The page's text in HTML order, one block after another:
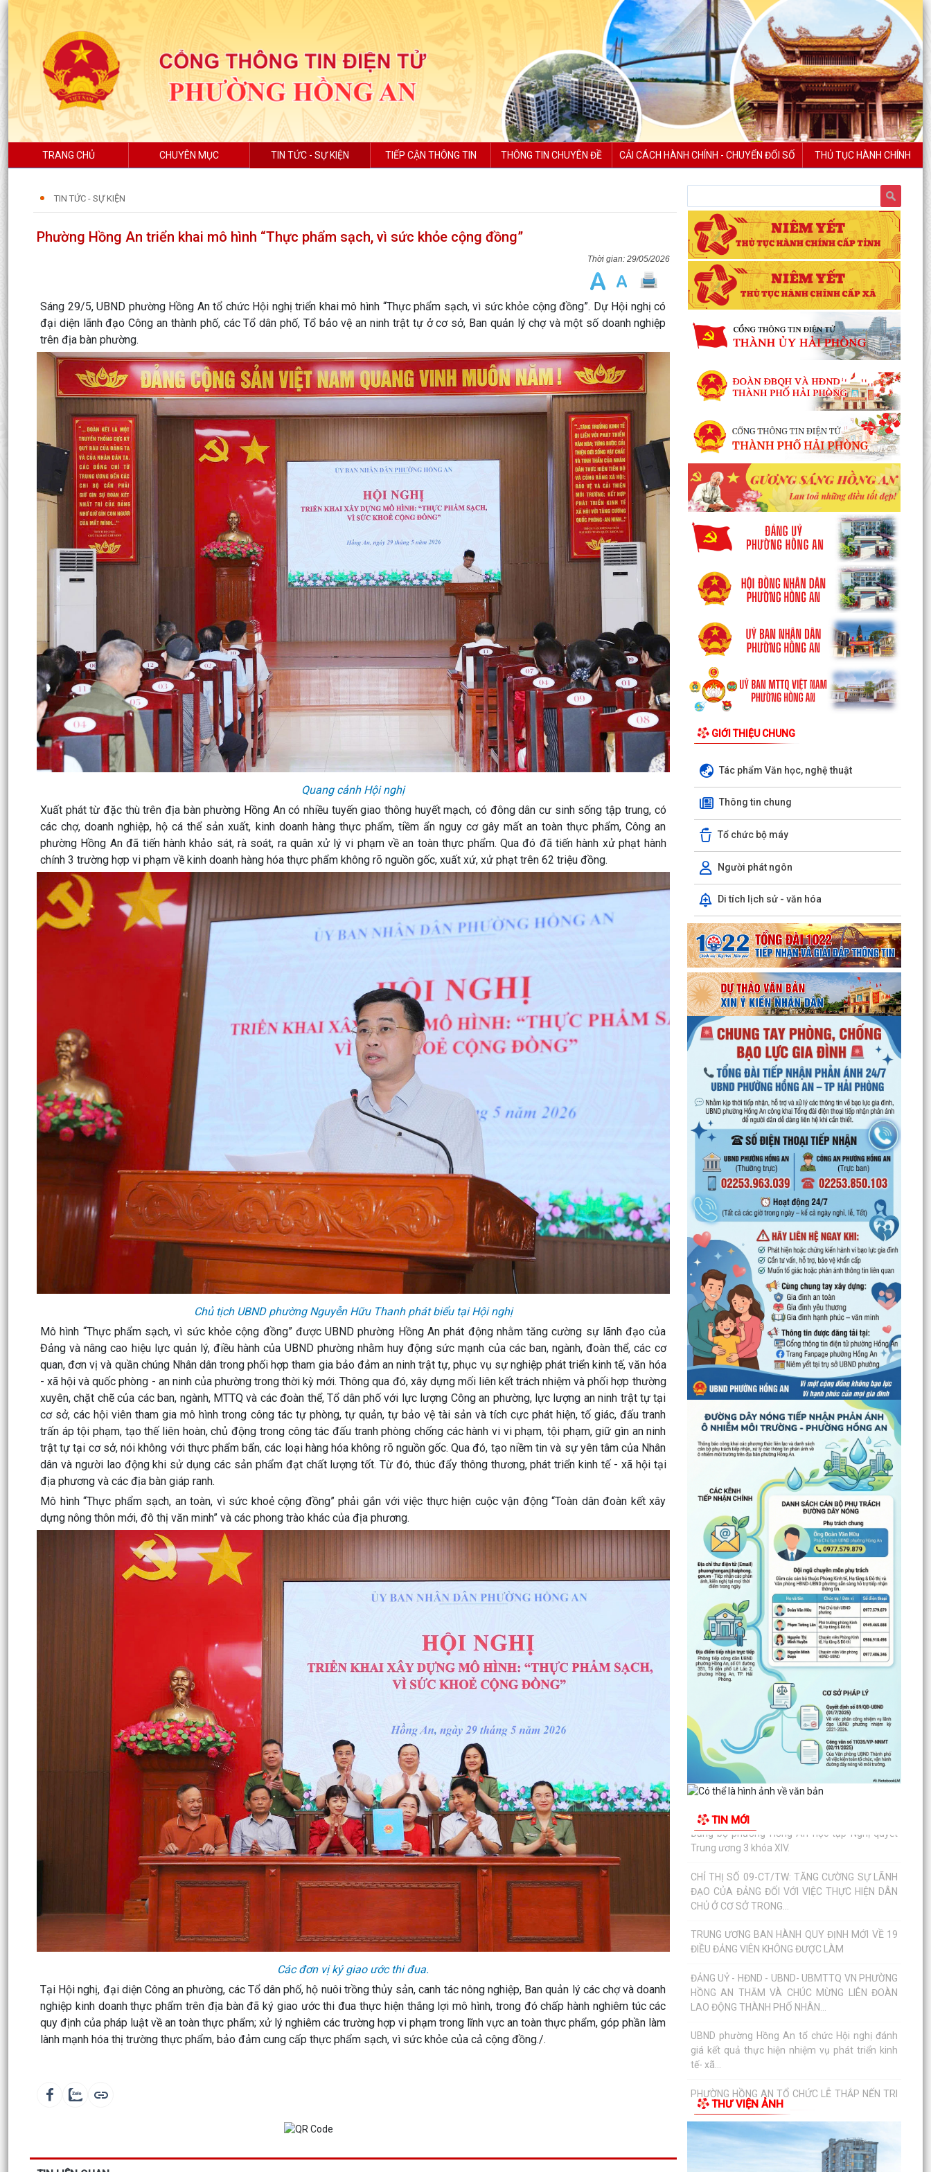
TRANG CHỦ CHUYÊN MỤC TIN TỨC - SỰ KIỆN TIẾP CẬN THÔNG TIN THÔNG TIN CHUYÊN ĐỀ CẢI CÁCH HÀNH CHÍNH - CHUYỂN ĐỔI SỐ THỦ TỤC HÀNH CHÍNH
TIN TỨC - SỰ KIỆN
Phường Hồng An triển khai mô hình “Thực phẩm sạch, vì sức khỏe cộng đồng”
29/05/2026
Sáng 29/5, UBND phường Hồng An tổ chức Hội nghị triển khai mô hình “Thực phẩm sạch, vì sức khỏe cộng đồng”. Dự Hội nghị có
đại diện lãnh đạo Công an thành phố, các Tổ dân phố, Tổ bảo vệ an ninh trật tự ở cơ sở, Ban quản lý chợ và một số doanh nghiệp
trên địa bàn phường.
Quang cảnh Hội nghị
Xuất phát từ đặc thù trên địa bàn phường Hồng An có nhiều tuyến giao thông huyết mạch, có đông dân cư sinh sống tập trung, có
các chợ, doanh nghiệp, hộ cá thể sản xuất, kinh doanh hàng thực phẩm, tiềm ẩn nguy cơ gây mất an toàn thực phẩm, Công an
phường Hồng An đã tiến hành khảo sát, rà soát, ra quân xử lý vi phạm về an toàn thực phẩm. Qua đó đã tiến hành xử phạt hành
chính 3 trường hợp vi phạm về kinh doanh hàng hóa thực phẩm không rõ nguồn gốc, xuất xứ, xử phạt trên 62 triệu đồng.
Chủ tịch UBND phường Nguyễn Hữu Thanh phát biểu tại Hội nghị
Mô hình “Thực phẩm sạch, vì sức khỏe cộng đồng” được UBND phường Hồng An phát động nhằm tăng cường sự lãnh đạo của
Đảng và nâng cao hiệu lực quản lý, điều hành của UBND phường nhằm huy động sức mạnh của các ban, ngành, đoàn thể, các cơ
quan, đơn vị và quần chúng Nhân dân trong phối hợp tham gia bảo đảm an ninh trật tự, phục vụ sự nghiệp phát triển kinh tế, văn hóa
- xã hội và quốc phòng - an ninh của phường trong thời kỳ mới. Thông qua đó, xây dựng mối liên kết trách nhiệm và phối hợp thường
xuyên, chặt chẽ của các ban, ngành, MTTQ và các đoàn thể, Tổ dân phố với lực lượng Công an phường, lực lượng an ninh trật tự tại
cơ sở, các hội viên tham gia mô hình trong công tác tự phòng, tự quản, tự bảo vệ tài sản và tích cực phát hiện, tố giác, đấu tranh
trấn áp tội phạm, tạo thế liên hoàn, chủ động trong công tác đấu tranh phòng chống các hành vi vi phạm, tội phạm, giữ gìn an ninh
trật tự tại cơ sở, nói không với thực phẩm bẩn, các loại hàng hóa không rõ nguồn gốc. Qua đó, tạo niềm tin và sự yên tâm của Nhân
dân và người lao động khi sử dụng các sản phẩm đạt chất lượng tốt. Từ đó, thúc đẩy thông thương, phát triển kinh tế - xã hội tại
địa phương và các địa bàn giáp ranh.
Mô hình “Thực phẩm sạch, an toàn, vì sức khoẻ cộng đồng” phải gắn với việc thực hiện cuộc vận động “Toàn dân đoàn kết xây
dựng nông thôn mới, đô thị văn minh” và các phong trào khác của địa phương.
Các đơn vị ký giao ước thi đua.
Tại Hội nghị, đại diện Công an phường, các Tổ dân phố, hộ nuôi trồng thủy sản, canh tác nông nghiệp, Ban quản lý các chợ và doanh
nghiệp kinh doanh thực phẩm trên địa bàn đã ký giao ước thi đua thực hiện thắng lợi mô hình, trong đó chấp hành nghiêm túc các
quy định của pháp luật về an toàn thực phẩm; xử lý nghiêm các trường hợp vi phạm trong lĩnh vực an toàn thực phẩm, góp phần làm
lành mạnh hóa thị trường thực phẩm, bảo đảm cung cấp thực phẩm sạch, vì sức khỏe của cả cộng đồng./.
GIỚI THIỆU CHUNG
Tác phẩm Văn học, nghệ thuật
Thông tin chung
Tổ chức bộ máy
Người phát ngôn
Di tích lịch sử - văn hóa
TIN MỚI
UBND phường Hồng An thông tin về Nghị quyết
số 23/2026/NQ-HĐND ngày 28/7/2026 của
HĐND thành phố...
Bình dân học vụ số - nền tảng cho sự phát triển
trong kỷ nguyên số
Thông báo về việc niêm yết công khai Phương
án bồi thường, hỗ trợ dự kiến đối với các hộ gia
đình,...
QUAN ĐIỂM CỐT LÕI CỦA NGHỊ QUYẾT SỐ 80-
NQ/TW NGÀY 07/01/2026 VỀ PHÁT TRIỂN VĂN
HOÁ VIỆT NAM - XÂY...
PHƯỜNG HỒNG AN TỔ CHỨC SƠ KẾT ĐÁNH GIÁ
TÌNH HÌNH TRIỂN KHAI THỰC HIỆN MÔ HÌNH “TỔ
DÂN PHỐ KHÔNG MA...
Thông báo kết quả Kỳ họp thứ 3 (Kỳ họp thường
lệ giữa năm 2026) HĐND thành phố khóa XVII,
nhiệm kỳ...
PHƯỜNG HỒNG AN RA QUÂN TỔNG VỆ SINH
MÔI TRƯỜNG, CHUNG TAY XÂY DỰNG ĐÔ THỊ
SÁNG - XANH - SẠCH - ĐẸP
Quyết định về việc công bố Người phát ngôn và
cung cấp thông tin cho báo chí của Ủy ban nhân
dân...
Quyết định về việc Ban hành Quy chế phát ngôn
và cung cấp thông tin cho báo chí của Ủy ban
nhân dân...
Phường Hồng An ký kết Chương trình phối hợp
triển khai thực hiện Chỉ thị số 17 về bảo đảm trật
tự...
TĂNG CƯỜNG TUYÊN TRUYỀN, GIÁO DỤC CHÍNH
TRỊ, TƯ TƯỞNG, PHÁP LUẬT CHO CÔNG NHÂN
– ĐỘNG LỰC XÂY DỰNG...
PHƯỜNG HỒNG AN ĐƯA CÔNG NGHỆ SỐ ĐẾN
TẬN TAY NGƯỜI DÂN TẠI 16 TỔ DÂN PHỐ –
HƯỚNG TỚI CHÍNH QUYỀN SỐ...
Đảng bộ phường Hồng An học tập Nghị quyết
Trung ương 3 khóa XIV.
CHỈ THỊ SỐ 09-CT/TW: TĂNG CƯỜNG SỰ LÃNH
ĐẠO CỦA ĐẢNG ĐỐI VỚI VIỆC THỰC HIỆN DÂN
CHỦ Ở CƠ SỞ TRONG...
ĐIỀU ĐẢNG VIÊN KHÔNG ĐƯỢC LÀM
ĐẢNG UỶ - HĐND - UBND- UBMTTQ VN PHƯỜNG
LAO ĐỘNG THÀNH PHỐ NHÂN...
UBND phường Hồng An tổ chức Hội nghị đánh
tế- xã...
ÂN CÁC ANH HÙNG LIỆT SĨ NHÂN KỶ NIỆM 79
NĂM NGÀY THƯƠNG BINH...
KHÁM BỆNH, CẤP PHÁT THUỐC CHO ĐỐI
TƯỢNG CHÍNH SÁCH.
thường, hỗ trợ đối 67 hộ gia đình có đất mộ
thuộc Dự án...
UỶ BAN NHÂN DÂN PHƯỜNG HỒNG AN LÀM
VIỆC VỚI MỘT SỐ DOANH NGHIỆP TRÊN ĐỊA
THƯ VIỆN ẢNH